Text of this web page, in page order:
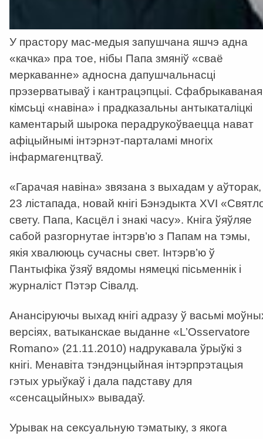
У прастору мас-медыя запушчана яшчэ адна
«качка» пра тое, нібы Папа змяніў «сваё
меркаванне» адносна дапушчальнасці
прэзерватываў і кантрацэпцыі. Сфабрыкаваная
кімсьці «навіна» і прадказальны антыкаталіцкі
каментарый шырока перадрукоўваецца нават
афіцыйнымі інтэрнэт-парталамі многіх
інфармагенцтваў.
«Гарачая навіна» звязана з выхадам у аўторак,
23 лістапада, новай кнігі Бэнэдыкта XVI
свету. Папа, Касцёл і знакі часу». Кніга ўяўляе
сабой разгорнутае інтэрв’ю з Папам на тэмы,
якія хвалююць сучасны свет. Інтэрв’ю ў
Пантыфіка ўзяў вядомы нямецкі пісьменнік і
журналіст Пэтэр Сівалд.
Анансіруючы выхад кнігі адразу ў васьмі
версіях, ватыканскае выданне «L’Osservatore
Romano» (21.11.2010) надрукавала ўрыўкі з
кнігі. Менавіта тэндэнцыйная інтэрпрэтацыя
гэтых урыўкаў і дала падставу для
«сенсацыйных» вывадаў.
Урывак на сексуальную тэматыку, з якога